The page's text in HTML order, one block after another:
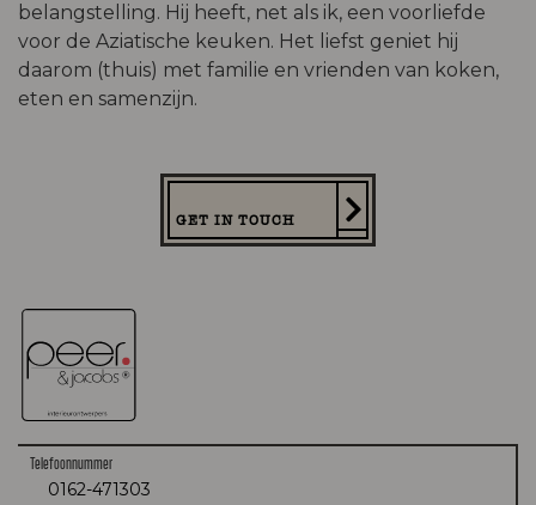
belangstelling. Hij heeft, net als ik, een voorliefde
voor de Aziatische keuken. Het liefst geniet hij
daarom (thuis) met familie en vrienden van koken,
eten en samenzijn.
GET IN TOUCH
Telefoonnummer
0162-471303